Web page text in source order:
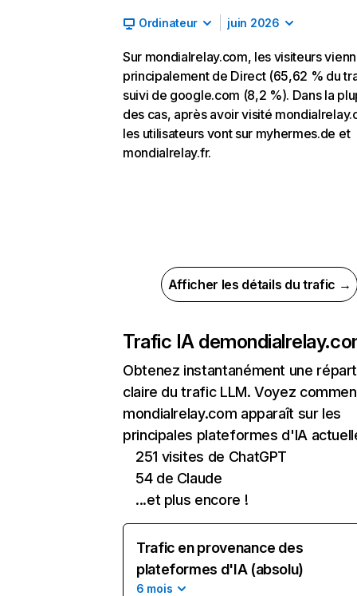
Ordinateur juin 2026
Sur mondialrelay.com, les visiteurs
principalement de Direct (65,62 % du
suivi de google.com (8,2 %). Dans la
des cas, après avoir visité
les utilisateurs vont sur myhermes.de et
mondialrelay.fr.
Afficher les détails du trafic →
Trafic IA de
Obtenez instantanément une
claire du trafic LLM. Voyez
mondialrelay.com apparaît sur les
principales plateformes d'IA
251 visites de ChatGPT
54 de Claude
...et plus encore !
Trafic en provenance des
plateformes d'IA (absolu)
6 mois